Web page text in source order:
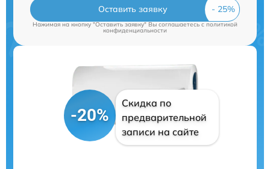
Оставить заявку
Нажимая на кнопку "Оставить заявку" Вы соглашаетесь cполитикой
конфиденциальности
-20%
Скидка по
предварительной
записи на сайте